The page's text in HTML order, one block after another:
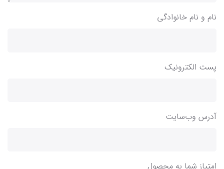
نام و نام خانوادگی
پست الکترونیک
آدرس وب‌سایت
امتیاز شما به محصول